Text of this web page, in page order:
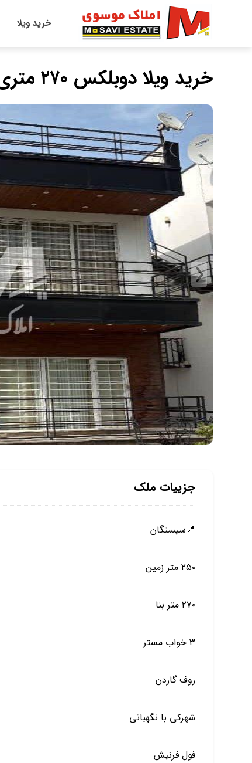
خرید ویلا
خريد ويلا دوبلكس ٢٧٠ متري فول فرنيش شهركي در سيسنگان
جزییات ملک
📍سيسنگان
٢٥٠ متر زمين
٢٧٠ متر بنا
٣ خواب مستر
روف گاردن
شهركي با نگهباني
فول فرنيش